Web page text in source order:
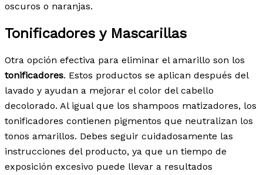
oscuros o naranjas.
Tonificadores y Mascarillas
Otra opción efectiva para eliminar el amarillo son los
tonificadores. Estos productos se aplican después del
lavado y ayudan a mejorar el color del cabello
decolorado. Al igual que los shampoos matizadores, los
tonificadores contienen pigmentos que neutralizan los
tonos amarillos. Debes seguir cuidadosamente las
instrucciones del producto, ya que un tiempo de
exposición excesivo puede llevar a resultados